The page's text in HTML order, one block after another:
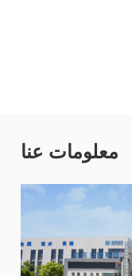
معلومات عنا